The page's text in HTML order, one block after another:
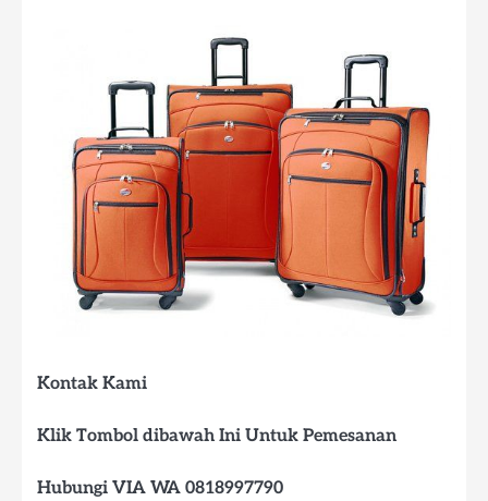
Kontak Kami
Klik Tombol dibawah Ini Untuk Pemesanan
Hubungi VIA WA 0818997790